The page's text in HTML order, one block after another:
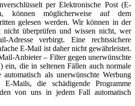
per Elektronische Post (E-
können möglicherweise auf dem
gelesen werden. Wir können in der
nicht überprüfen und wissen nicht, wer
Adresse verbirgt. Eine rechtssichere
E-Mail ist daher nicht gewährleistet.
Anbieter – Filter gegen unerwünschte
ein, die in seltenen Fällen auch normale
als unerwünschte Werbung
Mails, die schädigende Programme
von uns in jedem Fall automatisch